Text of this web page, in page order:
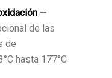
—
de las
de
hasta 177°C